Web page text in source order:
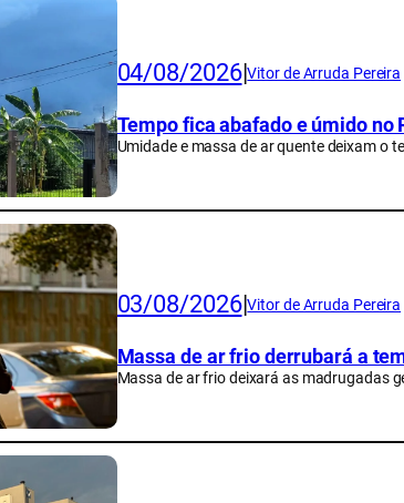
04/08/2026|Vitor de Arruda Pereira
Tempo fica abafado e úmido no
Umidade e massa de ar quente deixam o
03/08/2026|Vitor de Arruda Pereira
Massa de ar frio derrubará a
Massa de ar frio deixará as madrugadas